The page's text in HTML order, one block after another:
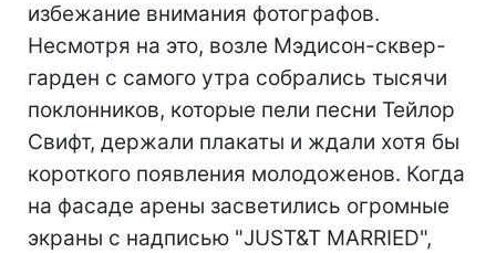
избежание внимания фотографов.
Несмотря на это, возле Мэдисон-сквер-
гарден с самого утра собрались тысячи
поклонников, которые пели песни Тейлор
Свифт, держали плакаты и ждали хотя бы
короткого появления молодоженов. Когда
на фасаде арены засветились огромные
экраны с надписью "JUST&T MARRIED",